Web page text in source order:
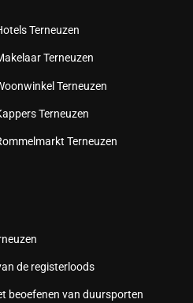
Terneuzen
Terneuzen
Terneuzen
Terneuzen
Terneuzen
de registerloods
beoefenen van duursporten